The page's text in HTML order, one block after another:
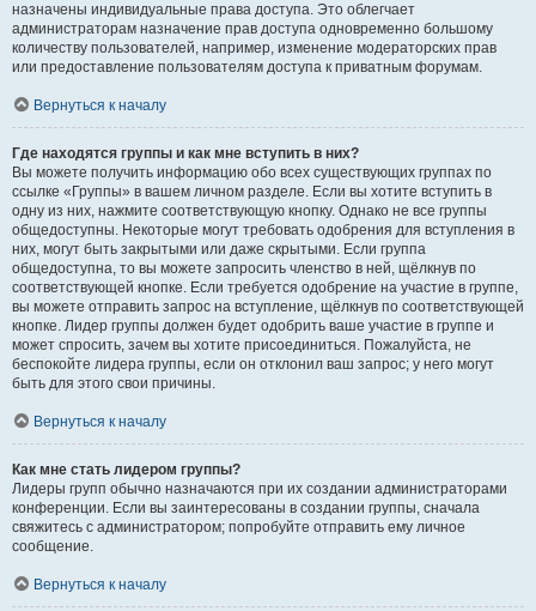
назначены индивидуальные права доступа. Это облегчает
администраторам назначение прав доступа одновременно большому
количеству пользователей, например, изменение модераторских прав
или предоставление пользователям доступа к приватным форумам.
Вернуться к началу
Где находятся группы и как мне вступить в них?
Вы можете получить информацию обо всех существующих группах по
ссылке «Группы» в вашем личном разделе. Если вы хотите вступить в
одну из них, нажмите соответствующую кнопку. Однако не все группы
общедоступны. Некоторые могут требовать одобрения для вступления в
них, могут быть закрытыми или даже скрытыми. Если группа
общедоступна, то вы можете запросить членство в ней, щёлкнув по
соответствующей кнопке. Если требуется одобрение на участие в группе,
вы можете отправить запрос на вступление, щёлкнув по соответствующей
кнопке. Лидер группы должен будет одобрить ваше участие в группе и
может спросить, зачем вы хотите присоединиться. Пожалуйста, не
беспокойте лидера группы, если он отклонил ваш запрос; у него могут
быть для этого свои причины.
Вернуться к началу
Как мне стать лидером группы?
Лидеры групп обычно назначаются при их создании администраторами
конференции. Если вы заинтересованы в создании группы, сначала
свяжитесь с администратором; попробуйте отправить ему личное
сообщение.
Вернуться к началу